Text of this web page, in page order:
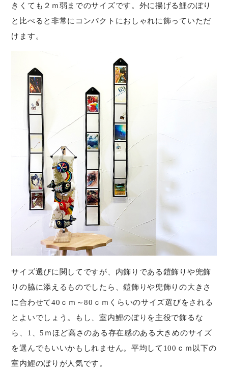
きくても２ｍ弱までのサイズです。外に揚げる鯉のぼり
と比べると非常にコンパクトにおしゃれに飾っていただ
けます。
サイズ選びに関してですが、内飾りである鎧飾りや兜飾
りの脇に添えるものでしたら、鎧飾りや兜飾りの大きさ
に合わせて40ｃｍ～80ｃｍくらいのサイズ選びをされる
とよいでしょう。もし、室内鯉のぼりを主役で飾るな
ら、1、5ｍほど高さのある存在感のある大きめのサイズ
を選んでもいいかもしれません。平均して100ｃｍ以下の
室内鯉のぼりが人気です。